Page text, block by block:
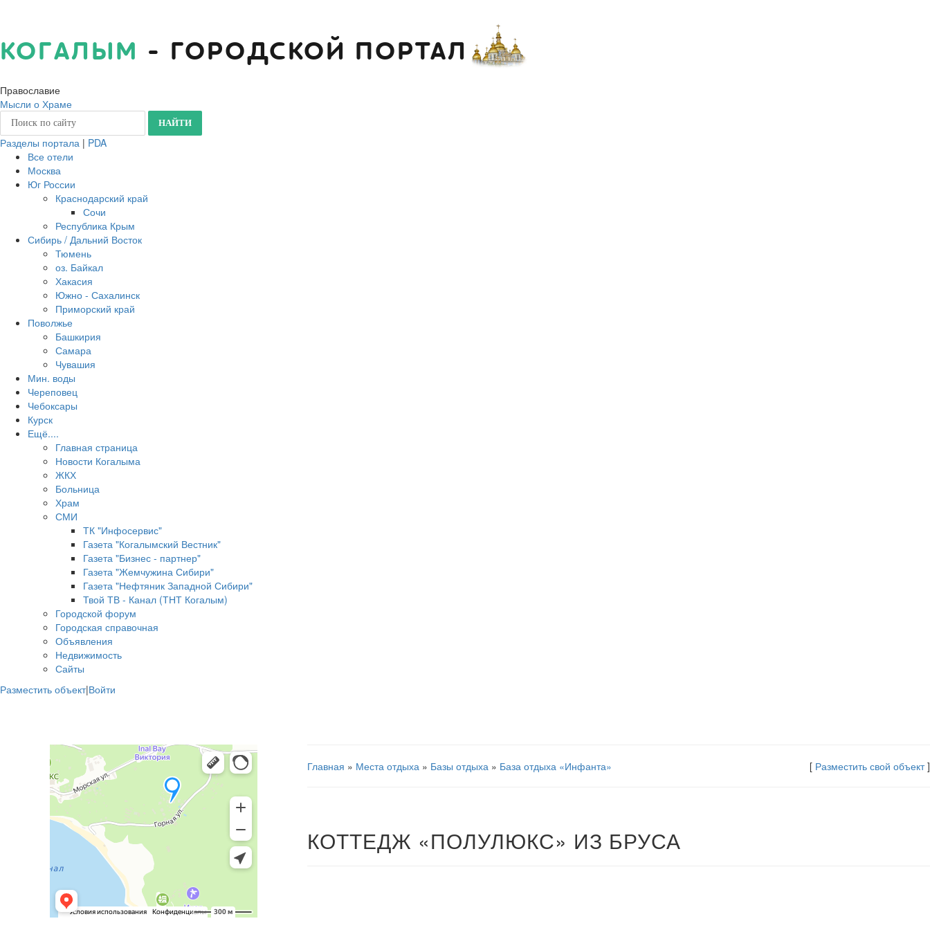
КОГАЛЫМ - ГОРОДСКОЙ ПОРТАЛ
Православие
Мысли о Храме
Разделы портала | PDA
Все отели
Москва
Юг России
Краснодарский край
Сочи
Республика Крым
Сибирь / Дальний Восток
Тюмень
оз. Байкал
Хакасия
Южно - Сахалинск
Приморский край
Поволжье
Башкирия
Самара
Чувашия
Мин. воды
Череповец
Чебоксары
Курск
Ещё....
Главная страница
Новости Когалыма
ЖКХ
Больница
Храм
СМИ
ТК "Инфосервис"
Газета "Когалымский Вестник"
Газета "Бизнес - партнер"
Газета "Жемчужина Сибири"
Газета "Нефтяник Западной Сибири"
Твой ТВ - Канал (ТНТ Когалым)
Городской форум
Городская справочная
Объявления
Недвижимость
Сайты
Разместить объект|Войти
Главная » Места отдыха » Базы отдыха » База отдыха «Инфанта» [ Разместить свой объект]
КОТТЕДЖ «ПОЛУЛЮКС» ИЗ БРУСА